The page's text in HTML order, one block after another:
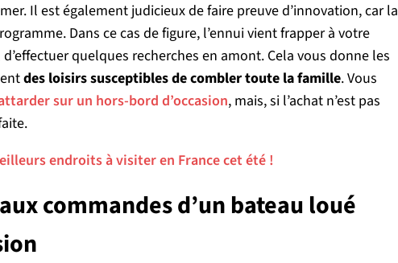
Il est également judicieux de faire preuve d’innovation, car la
Dans ce cas de figure, l’ennui vient frapper à votre
quelques recherches en amont. Cela vous donne les
des loisirs susceptibles de combler toute la famille. Vous
sur un hors-bord d’occasion, mais, si l’achat n’est pas
endroits à visiter en France cet été !
commandes d’un bateau loué